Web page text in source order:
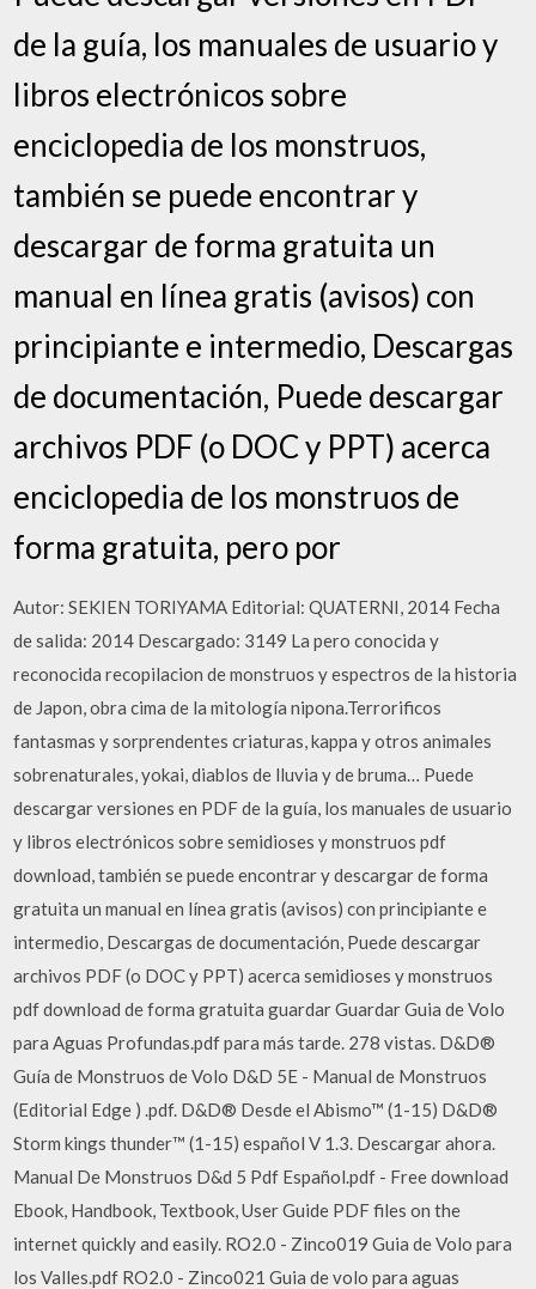
de la guía, los manuales de usuario y
libros electrónicos sobre
enciclopedia de los monstruos,
también se puede encontrar y
descargar de forma gratuita un
manual en línea gratis (avisos) con
principiante e intermedio, Descargas
de documentación, Puede descargar
archivos PDF (o DOC y PPT) acerca
enciclopedia de los monstruos de
forma gratuita, pero por
Autor: SEKIEN TORIYAMA Editorial: QUATERNI, 2014 Fecha
de salida: 2014 Descargado: 3149 La pero conocida y
reconocida recopilacion de monstruos y espectros de la historia
de Japon, obra cima de la mitología nipona.Terrorificos
fantasmas y sorprendentes criaturas, kappa y otros animales
sobrenaturales, yokai, diablos de lluvia y de bruma… Puede
descargar versiones en PDF de la guía, los manuales de usuario
y libros electrónicos sobre semidioses y monstruos pdf
download, también se puede encontrar y descargar de forma
gratuita un manual en línea gratis (avisos) con principiante e
intermedio, Descargas de documentación, Puede descargar
archivos PDF (o DOC y PPT) acerca semidioses y monstruos
pdf download de forma gratuita guardar Guardar Guia de Volo
para Aguas Profundas.pdf para más tarde. 278 vistas. D&D®
Guía de Monstruos de Volo D&D 5E - Manual de Monstruos
(Editorial Edge ) .pdf. D&D® Desde el Abismo™ (1-15) D&D®
Storm kings thunder™ (1-15) español V 1.3. Descargar ahora.
Manual De Monstruos D&d 5 Pdf Español.pdf - Free download
Ebook, Handbook, Textbook, User Guide PDF files on the
internet quickly and easily. RO2.0 - Zinco019 Guia de Volo para
los Valles.pdf RO2.0 - Zinco021 Guia de volo para aguas